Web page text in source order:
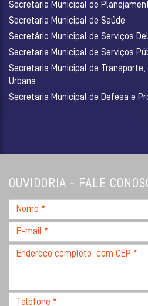
Secretaria Municipal de
Secretaria Municipal de Saúde
Secretário Municipal de Serviços
Secretaria Municipal de Serviços
Secretaria Municipal de
Urbana
Secretaria Municipal de Defesa e
OUVIDORIA - FALE
Nome
*
E-
mail
Endereço
CEP
Telefone